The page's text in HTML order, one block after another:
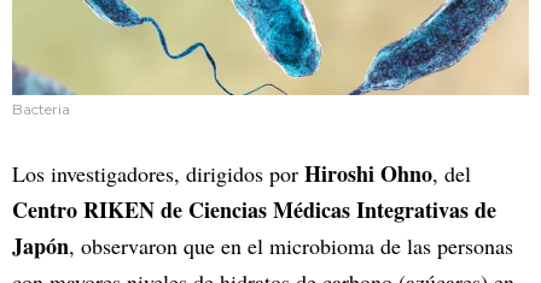
Bacteria
Los investigadores, dirigidos por Hiroshi Ohno, del
Centro RIKEN de Ciencias Médicas Integrativas de
Japón, observaron que en el microbioma de las personas